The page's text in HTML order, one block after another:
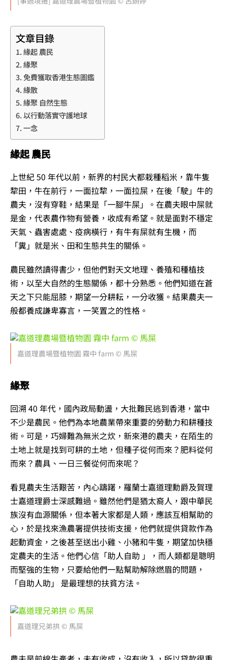
文章目錄
緣起 農民
緣聚
免費獲取香港生態圖鑑
緣散
緣聚 自然生態
以行動落實守護地球
一念
緣起 農民
上世紀 50 年代以前，新界的村民大都栽種稻米，靠牛隻
犂田，牛在前行，一面拉犂，一面拉屎，在後「駛」牛的
農夫，沒有穿鞋，結果是「一腳牛屎」。在農夫眼中屎就
是金，代表農作物有營養，收成有希望。就是面對不穩定
天氣、蟲害處處、疫病橫行，有牛有屎就有生機，而
「糞」就是米、田和生態共生的關係。
農民雖然讀得書少，但他們對天文地理、養殖和種植技
術，以至大自然的生態關係，都十分熟悉。他們知道在蒼
天之下只能屈膝，期望一分耕耘，一分收獲。結果農夫一
般都養成謙卑寡言，一笑置之的性格。
嘉道理農場暨植物園 霧中 farm © 馬屎
緣聚
回溯 40 年代，國內政局動盪，大批難民逃到香港，當中
不少是農民。他們為本地農業帶來重要的勞動力和耕種技
術。可是，巧婦難為無米之炊，新來港的農夫，在陌生的
土地上就是找到可耕的土地，但種子從何而來？肥料從何
而來？農具、一日三餐從何而來呢？
看見農夫生活艱苦，內心躊躇，羅蘭士嘉道理勳爵及賀理
士嘉道理爵士深感難過。雖然他們是猶太裔人，跟中華民
族沒有血源關係，但本著大家都是人類，應該互相幫助的
心，於是找來漁農署提供技術支援，他們就提供貸款作為
起動資金，之後甚至送出小雞、小豬和牛隻，期望加快穩
定農夫的生活。他們心信「助人自助 」，而人類都是聰明
而堅強的生物，只要給他們一點幫助解除燃眉的問題，
「自助人助」 是最理想的扶貧方法。
嘉道理兄弟拱 © 馬屎